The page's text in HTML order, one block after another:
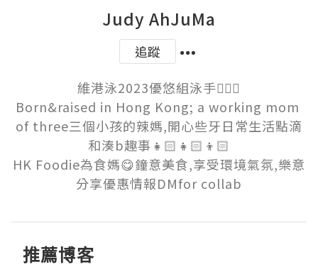
Judy AhJuMa
追蹤
維港泳2023優悠組泳手🏊🏻‍♀️
Born&raised in Hong Kong; a working mom
of three三個小孩的辣媽,開心些牙日常生活點滴
和湊b趣事👧🏻👧🏻👦🏻
HK Foodie為食媽😋鐘意美食,享受環境氣氛,樂意
分享優惠情報DMfor collab
推薦博客